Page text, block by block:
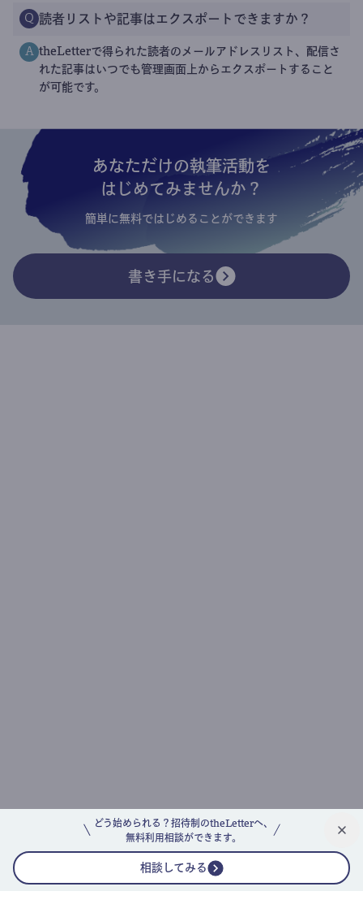
どう始められる？招待制のtheLetterへ、
無料利用相談ができます。
相談してみる
Q 読者リストや記事はエクスポートできますか？
A theLetterで得られた読者のメールアドレスリスト、配信さ
れた記事はいつでも管理画面上からエクスポートすること
が可能です。
あなただけの執筆活動を
はじめてみませんか？
簡単に無料ではじめることができます
書き手になる